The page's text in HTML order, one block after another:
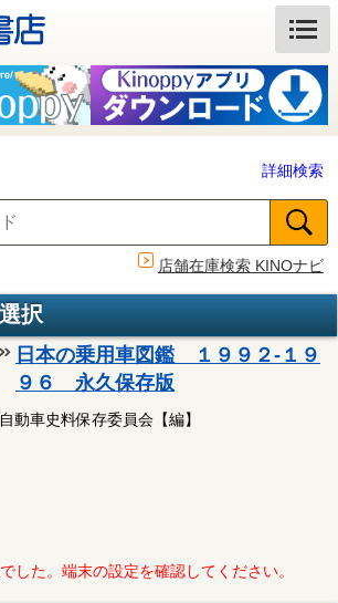
詳細検索
店舗在庫検索 KINOナビ
択
日本の乗用車図鑑 １９９２‐１９
９６ 永久保存版
自動車史料保存委員会【編】
した。端末の設定を確認してください。